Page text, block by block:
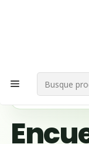
🌱 BUSCADOR